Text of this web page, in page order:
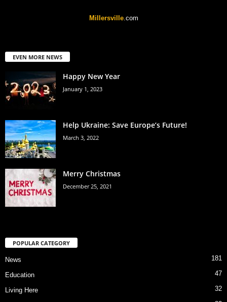
Millersville.com
EVEN MORE NEWS
Happy New Year
January 1, 2023
Help Ukraine: Save Europe’s Future!
March 3, 2022
Merry Christmas
December 25, 2021
POPULAR CATEGORY
News 181
Education 47
Living Here 32